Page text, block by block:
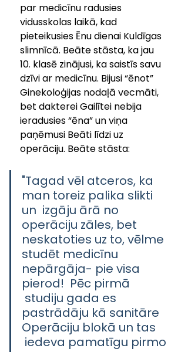
par medicīnu radusies
vidusskolas laikā, kad
pieteikusies Ēnu dienai Kuldīgas
slimnīcā. Beāte stāsta, ka jau
10. klasē zinājusi, ka saistīs savu
dzīvi ar medicīnu. Bijusi “ēnot”
Ginekoloģijas nodaļā vecmāti,
bet dakterei Gailītei nebija
ieradusies “ēna” un viņa
paņēmusi Beāti līdzi uz
operāciju. Beāte stāsta:
"Tagad vēl atceros, ka
man toreiz palika slikti
un  izgāju ārā no
operāciju zāles, bet
neskatoties uz to, vēlme
studēt medicīnu
nepārgāja- pie visa
pierod!  Pēc pirmā
studiju gada es
pastrādāju kā sanitāre
Operāciju blokā un tas
iedeva pamatīgu pirmo